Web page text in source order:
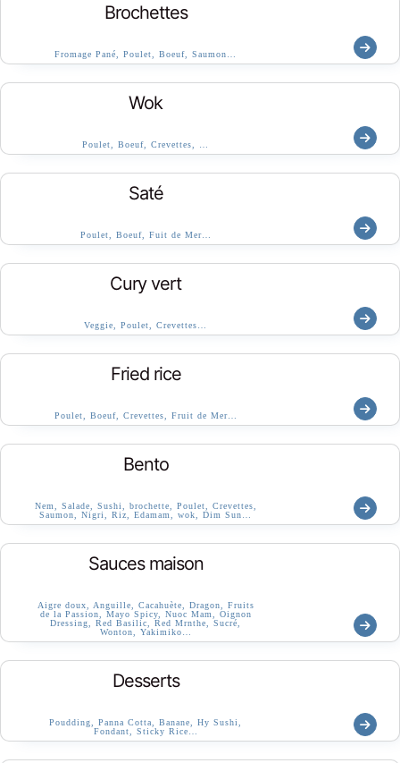
Brochettes
Fromage Pané, Poulet, Boeuf, Saumon…
Wok
Poulet, Boeuf, Crevettes, …
Saté
Poulet, Boeuf, Fuit de Mer…
Cury vert
Veggie, Poulet, Crevettes…
Fried rice
Poulet, Boeuf, Crevettes, Fruit de Mer…
Bento
Nem, Salade, Sushi, brochette, Poulet, Crevettes,
Saumon, Nigri, Riz, Edamam, wok, Dim Sun…
Sauces maison
Aigre doux, Anguille, Cacahuète, Dragon, Fruits
de la Passion, Mayo Spicy, Nuoc Mam, Oignon
Dressing, Red Basilic, Red Mrnthe, Sucré,
Wonton, Yakimiko…
Desserts
Poudding, Panna Cotta, Banane, Hy Sushi,
Fondant, Sticky Rice…